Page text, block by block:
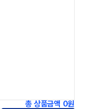
총 상품금액 0원